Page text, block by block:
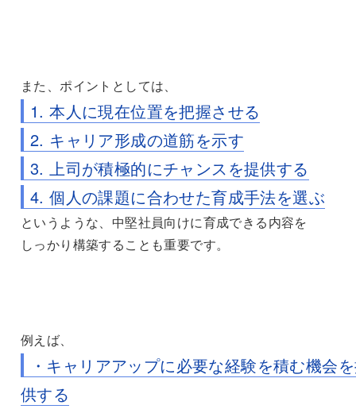
また、ポイントとしては、
1. 本人に現在位置を把握させる
2. キャリア形成の道筋を示す
3. 上司が積極的にチャンスを提供する
4. 個人の課題に合わせた育成手法を選ぶ
というような、中堅社員向けに育成できる内容を
しっかり構築することも重要です。
例えば、
・キャリアアップに必要な経験を積む機会
供する